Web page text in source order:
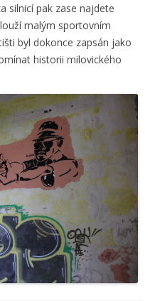
silnicí pak zase najdete
malým sportovním
byl dokonce zapsán jako
historii milovického